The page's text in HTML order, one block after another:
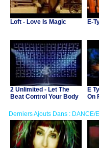
Loft - Love Is Magic E-
2 Unlimited - Let The
Beat Control Your Body
E
On
Derniers Ajouts Dans : DANCE/